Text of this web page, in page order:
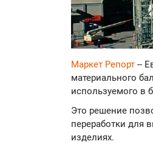
Маркет Репорт --
материального
используемого в
Это решение
переработки для
изделиях.